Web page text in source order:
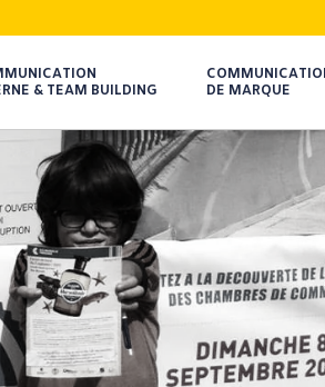
& TEAM BUILDING
DE MARQUE